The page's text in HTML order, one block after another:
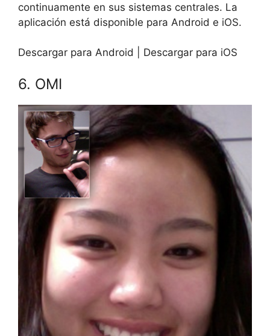
continuamente en sus sistemas centrales. La
aplicación está disponible para Android e iOS.
Descargar para Android | Descargar para iOS
6. OMI